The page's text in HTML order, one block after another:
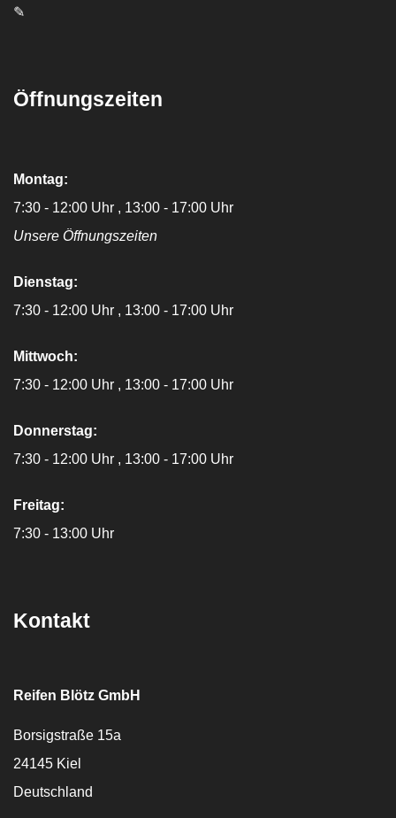
✎
Öffnungszeiten
Montag:
7:30 - 12:00 Uhr
13:00 - 17:00 Uhr
Unsere Öffnungszeiten
Dienstag:
7:30 - 12:00 Uhr
13:00 - 17:00 Uhr
Mittwoch:
7:30 - 12:00 Uhr
13:00 - 17:00 Uhr
Donnerstag:
7:30 - 12:00 Uhr
13:00 - 17:00 Uhr
Freitag:
7:30 - 13:00 Uhr
Kontakt
Reifen Blötz GmbH
Borsigstraße 15a
24145 Kiel
Deutschland